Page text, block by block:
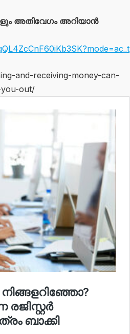
അതിവേഗം അറിയാൻ
and-receiving-money-can-
out/